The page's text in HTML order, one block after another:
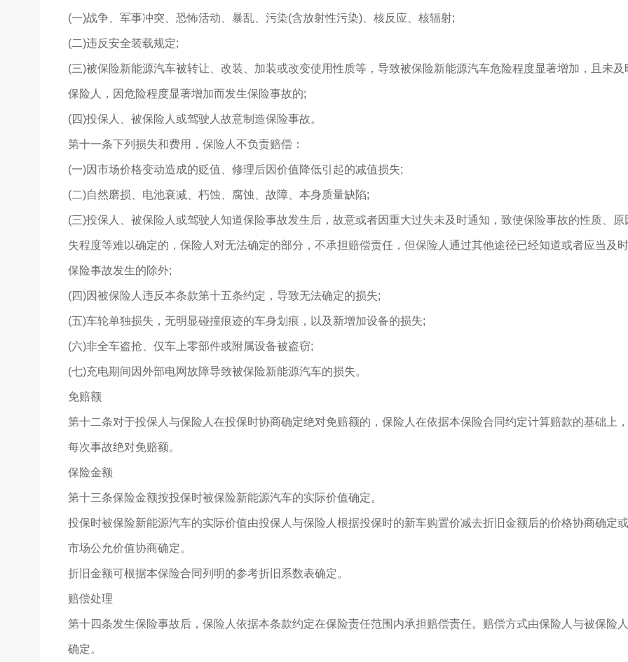
(一)战争、军事冲突、恐怖活动、暴乱、污染(含放射性污染)、核反应、核辐射;
(二)违反安全装载规定;
(三)被保险新能源汽车被转让、改装、加装或改变使用性质等，导致被保险新能源汽车危险程度显著增加，且未及
保险人，因危险程度显著增加而发生保险事故的;
(四)投保人、被保险人或驾驶人故意制造保险事故。
第十一条下列损失和费用，保险人不负责赔偿：
(一)因市场价格变动造成的贬值、修理后因价值降低引起的减值损失;
(二)自然磨损、电池衰减、朽蚀、腐蚀、故障、本身质量缺陷;
(三)投保人、被保险人或驾驶人知道保险事故发生后，故意或者因重大过失未及时通知，致使保险事故的性质、原
失程度等难以确定的，保险人对无法确定的部分，不承担赔偿责任，但保险人通过其他途径已经知道或者应当及
保险事故发生的除外;
(四)因被保险人违反本条款第十五条约定，导致无法确定的损失;
(五)车轮单独损失，无明显碰撞痕迹的车身划痕，以及新增加设备的损失;
(六)非全车盗抢、仅车上零部件或附属设备被盗窃;
(七)充电期间因外部电网故障导致被保险新能源汽车的损失。
免赔额
第十二条对于投保人与保险人在投保时协商确定绝对免赔额的，保险人在依据本保险合同约定计算赔款的基础上
每次事故绝对免赔额。
保险金额
第十三条保险金额按投保时被保险新能源汽车的实际价值确定。
投保时被保险新能源汽车的实际价值由投保人与保险人根据投保时的新车购置价减去折旧金额后的价格协商确定
市场公允价值协商确定。
折旧金额可根据本保险合同列明的参考折旧系数表确定。
赔偿处理
第十四条发生保险事故后，保险人依据本条款约定在保险责任范围内承担赔偿责任。赔偿方式由保险人与被保险
确定。